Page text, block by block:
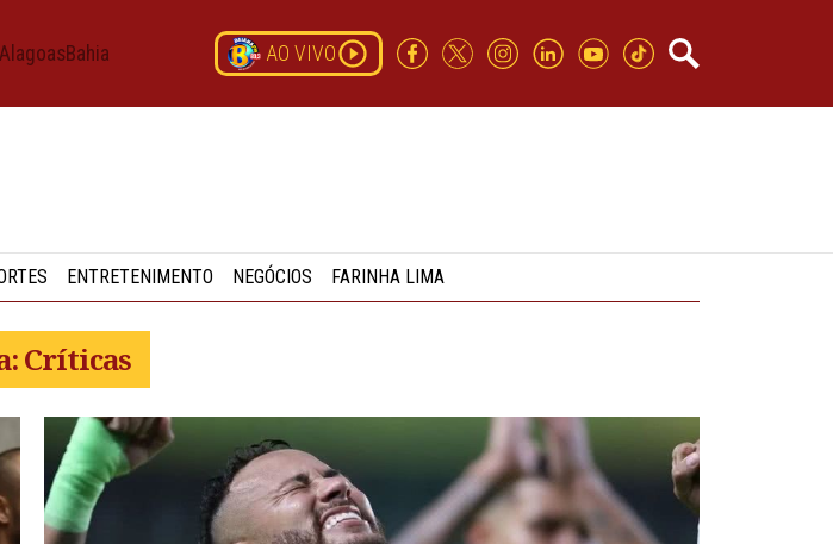
AlagoasBahia AO VIVO
ENTRETENIMENTO NEGÓCIOS FARINHA LIMA
Críticas